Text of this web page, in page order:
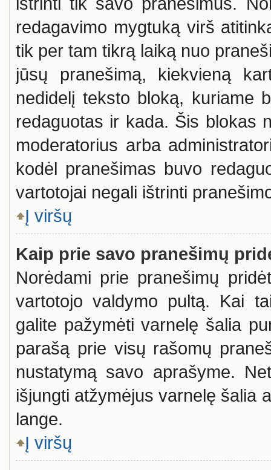
redagavimo mygtuką virš
tik per tam tikrą laiką nuo
jūsų pranešimą, kiekvieną
nedidelį teksto bloką, kuriame
redaguotas ir kada. Šis blokas
moderatorius arba
kodėl pranešimas buvo
vartotojai negali ištrinti
Į viršų
Kaip prie savo pranešimų
Norėdami prie pranešimų
vartotojo valdymo pultą. Kai
galite pažymėti varnelę šalia
parašą prie visų rašomų
nustatymą savo aprašyme.
išjungti atžymėjus varnelę šalia
lange.
Į viršų